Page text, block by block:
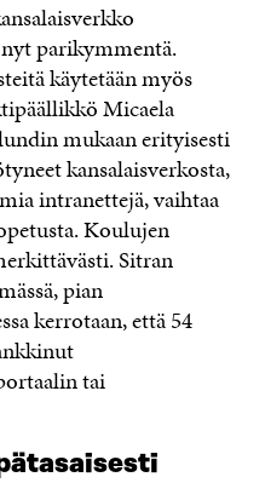
parikymmentä.
käytetään myös
Micaela
mukaan erityisesti
kansalaisverkosta,
intranettejä, vaihtaa
Koulujen
Sitran
pian
kerrotaan, että 54
tai